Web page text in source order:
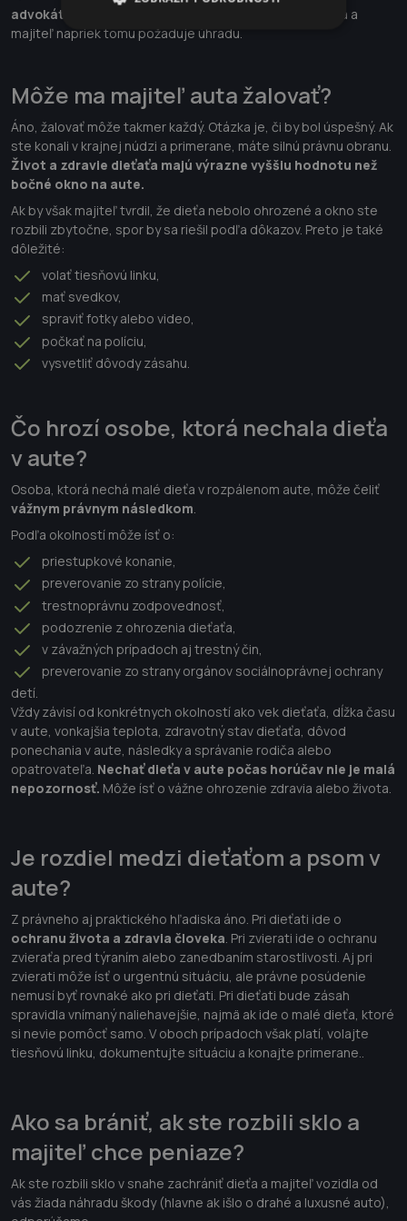
advokátom:
najmä ak ste konali v snahe zachrániť dieťa a
majiteľ napriek tomu požaduje úhradu.
Môže ma majiteľ auta žalovať?
Áno, žalovať môže takmer každý. Otázka je, či by bol úspešný. Ak
ste konali v krajnej núdzi a primerane, máte silnú právnu obranu.
Život a zdravie dieťaťa majú výrazne vyššiu hodnotu než
bočné okno na aute.
Ak by však majiteľ tvrdil, že dieťa nebolo ohrozené a okno ste
rozbili zbytočne, spor by sa riešil podľa dôkazov. Preto je také
dôležité:
volať tiesňovú linku,
mať svedkov,
spraviť fotky alebo video,
počkať na políciu,
vysvetliť dôvody zásahu.
Čo hrozí osobe, ktorá nechala dieťa
v aute?
Osoba, ktorá nechá malé dieťa v rozpálenom aute, môže čeliť
vážnym právnym následkom.
Podľa okolností môže ísť o:
priestupkové konanie,
preverovanie zo strany polície,
trestnoprávnu zodpovednosť,
podozrenie z ohrozenia dieťaťa,
v závažných prípadoch aj trestný čin,
preverovanie zo strany orgánov sociálnoprávnej ochrany
detí.
Vždy závisí od konkrétnych okolností ako vek dieťaťa, dĺžka času
v aute, vonkajšia teplota, zdravotný stav dieťaťa, dôvod
ponechania v aute, následky a správanie rodiča alebo
opatrovateľa. Nechať dieťa v aute počas horúčav nie je malá
nepozornosť. Môže ísť o vážne ohrozenie zdravia alebo života.
Je rozdiel medzi dieťaťom a psom v
aute?
Z právneho aj praktického hľadiska áno. Pri dieťati ide o
ochranu života a zdravia človeka. Pri zvierati ide o ochranu
zvieraťa pred týraním alebo zanedbaním starostlivosti. Aj pri
zvierati môže ísť o urgentnú situáciu, ale právne posúdenie
nemusí byť rovnaké ako pri dieťati. Pri dieťati bude zásah
spravidla vnímaný naliehavejšie, najmä ak ide o malé dieťa, ktoré
si nevie pomôcť samo. V oboch prípadoch však platí, volajte
tiesňovú linku, dokumentujte situáciu a konajte primerane..
Ako sa brániť, ak ste rozbili sklo a
majiteľ chce peniaze?
Ak ste rozbili sklo v snahe zachrániť dieťa a majiteľ vozidla od
vás žiada náhradu škody (hlavne ak išlo o drahé a luxusné auto),